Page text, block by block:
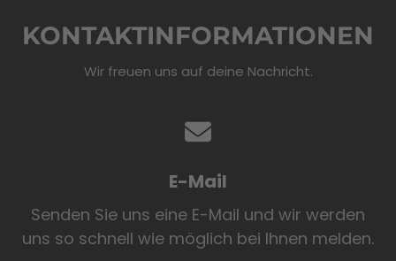
KONTAKTINFORMATIONEN
Wir freuen uns auf deine Nachricht.
E-Mail
Senden Sie uns eine E-Mail und wir werden
uns so schnell wie möglich bei Ihnen melden.